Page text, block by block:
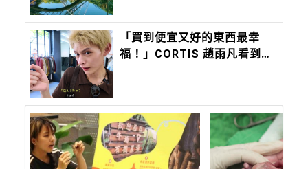
「買到便宜又好的東西最幸
福！」CORTIS 趙雨凡看到標